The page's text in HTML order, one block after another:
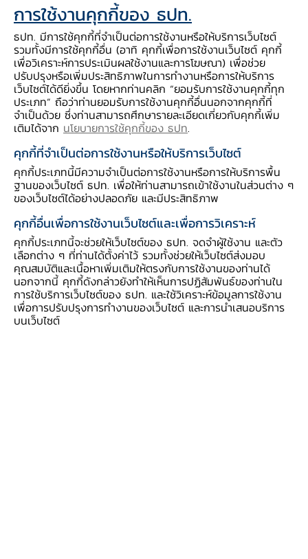
แกะสูตร Virtual Bank ต่างแดน ประโยชน์ดี ๆ
และสิ่งที่ไทยไม่ควรพลาด
แม้ว่า Virtual Bank จะเป็นเรื่องใหม่ ๆ ในไทย
แต่แนวคิดนี้ได้ถูกบุกเบิกและให้บริการในต่างประเทศ
มาแล้วหลายปี โดยเป็นที่รู้จักภายใต้ชื่อที่แตกต่างกัน
ไป ยกตัวอย่างเช่น Internet Only Bank ของ
เกาหลีใต้ Neobank ของสหราชอาณาจักร Digital
Bank ของมาเลเซียและสิงคโปร์
แต่ไม่ว่าจะเรียกว่าอะไรก็ตาม การมี Virtual Bank
การใช้งานคุกกี้ของ ธปท.
ธปท. มีการใช้คุกกี้ที่จำเป็นต่อการใช้งานหรือให้บริการเว็บไซต์
รวมทั้งมีการใช้คุกกี้อื่น (อาทิ คุกกี้เพื่อการใช้งานเว็บไซต์ คุกกี้
เพื่อวิเคราะห์การประเมินผลใช้งานและการโฆษณา) เพื่อช่วย
ปรับปรุงหรือเพิ่มประสิทธิภาพในการทำงานหรือการให้บริการ
เว็บไซต์ได้ดียิ่งขึ้น โดยหากท่านคลิก “ยอมรับการใช้งานคุกกี้ทุก
ประเภท” ถือว่าท่านยอมรับการใช้งานคุกกี้อื่นนอกจากคุกกี้ที่
จำเป็นด้วย ซึ่งท่านสามารถศึกษารายละเอียดเกี่ยวกับคุกกี้เพิ่ม
เติมได้จาก นโยบายการใช้คุกกี้ของ ธปท.
คุกกี้ที่จำเป็นต่อการใช้งานหรือให้บริการเว็บไซต์
คุกกี้ประเภทนี้มีความจำเป็นต่อการใช้งานหรือการให้บริการพื้น
ฐานของเว็บไซต์ ธปท. เพื่อให้ท่านสามารถเข้าใช้งานในส่วนต่าง ๆ
ของเว็บไซต์ได้อย่างปลอดภัย และมีประสิทธิภาพ
คุกกี้อื่นเพื่อการใช้งานเว็บไซต์และเพื่อการวิเคราะห์
คุกกี้ประเภทนี้จะช่วยให้เว็บไซต์ของ ธปท. จดจำผู้ใช้งาน และตัว
เลือกต่าง ๆ ที่ท่านได้ตั้งค่าไว้ รวมทั้งช่วยให้เว็บไซต์ส่งมอบ
คุณสมบัติและเนื้อหาเพิ่มเติมให้ตรงกับการใช้งานของท่านได้
นอกจากนี้ คุกกี้ดังกล่าวยังทำให้เห็นการปฏิสัมพันธ์ของท่านใน
การใช้บริการเว็บไซต์ของ ธปท. และใช้วิเคราะห์ข้อมูลการใช้งาน
เพื่อการปรับปรุงการทำงานของเว็บไซต์ และการนำเสนอบริการ
บนเว็บไซต์